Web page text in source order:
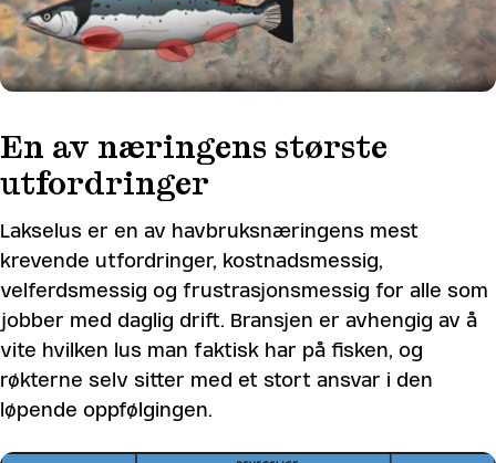
En av næringens største
utfordringer
Lakselus er en av havbruksnæringens mest
krevende utfordringer, kostnadsmessig,
velferdsmessig og frustrasjonsmessig for alle som
jobber med daglig drift. Bransjen er avhengig av å
vite hvilken lus man faktisk har på fisken, og
røkterne selv sitter med et stort ansvar i den
løpende oppfølgingen.